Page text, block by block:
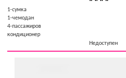
1-cумка
1-чемодан
4-пассажиров
кондиционер
Недоступен